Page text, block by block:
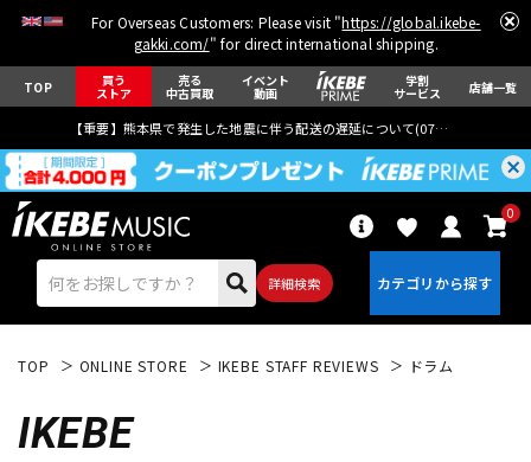
For Overseas Customers: Please visit "https://global.ikebe-
gakki.com/" for direct international shipping.
TOP 買う
ストア
売る
中古買取
イベント
動画
学割
サービス 店舗一覧
【重要】熊本県で発生した地震に伴う配送の遅延について(07月29日
詳細検索
0
TOP ONLINE STORE IKEBE STAFF REVIEWS ドラム
IKEBE